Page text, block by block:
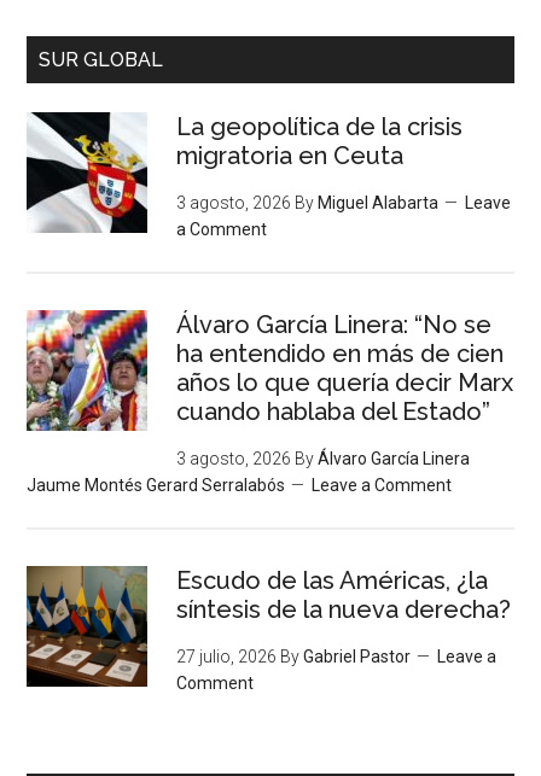
SUR GLOBAL
La geopolítica de la crisis
migratoria en Ceuta
3 agosto, 2026 By Miguel Alabarta
Leave
a Comment
Álvaro García Linera: “No se
ha entendido en más de cien
años lo que quería decir Marx
cuando hablaba del Estado”
3 agosto, 2026 ByÁlvaro García Linera
Jaume Montés Gerard Serralabós
Leave a Comment
Escudo de las Américas, ¿la
síntesis de la nueva derecha?
27 julio, 2026 ByGabriel Pastor
Leave a
Comment